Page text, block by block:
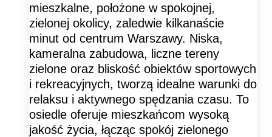
mieszkalne, położone w spokojnej,
zielonej okolicy, zaledwie kilkanaście
minut od centrum Warszawy. Niska,
kameralna zabudowa, liczne tereny
zielone oraz bliskość obiektów sportowych
i rekreacyjnych, tworzą idealne warunki do
relaksu i aktywnego spędzania czasu. To
osiedle oferuje mieszkańcom wysoką
jakość życia, łącząc spokój zielonego